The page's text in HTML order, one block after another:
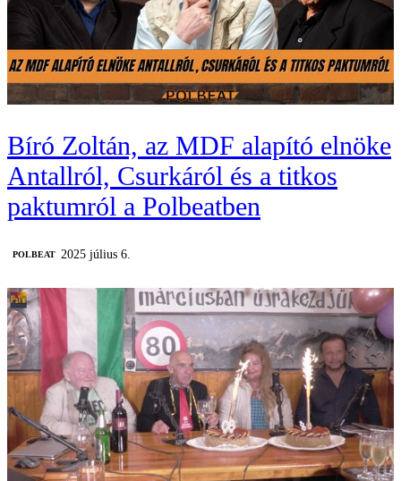
Bíró Zoltán, az MDF alapító elnöke
Antallról, Csurkáról és a titkos
paktumról a Polbeatben
‎POLBEAT 2025 július 6.